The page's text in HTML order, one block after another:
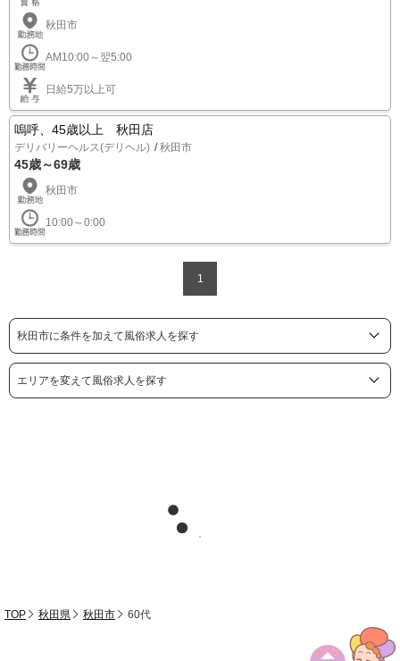
秋田市
AM10:00～翌5:00
日給5万以上可
嗚呼、45歳以上 秋田店
デリバリーヘルス(デリヘル) 秋田市
45歳～69歳
秋田市
10:00～0:00
1
秋田市に条件を加えて風俗求人を探す
エリアを変えて風俗求人を探す
TOP 秋田県 秋田市 60代